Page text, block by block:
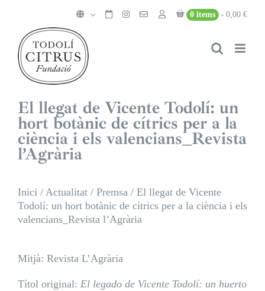
content
0 items 0,00 €
El llegat de Vicente Todolí: un
hort botànic de cítrics per a la
ciència i els valencians_Revista
l’Agrària
Inici / Actualitat / Premsa / El llegat de Vicente
Todolí: un hort botànic de cítrics per a la ciència i els
valencians_Revista l’Agrària
Mitjà: Revista L’Agrària
Títol original: El legado de Vicente Todolí: un huerto